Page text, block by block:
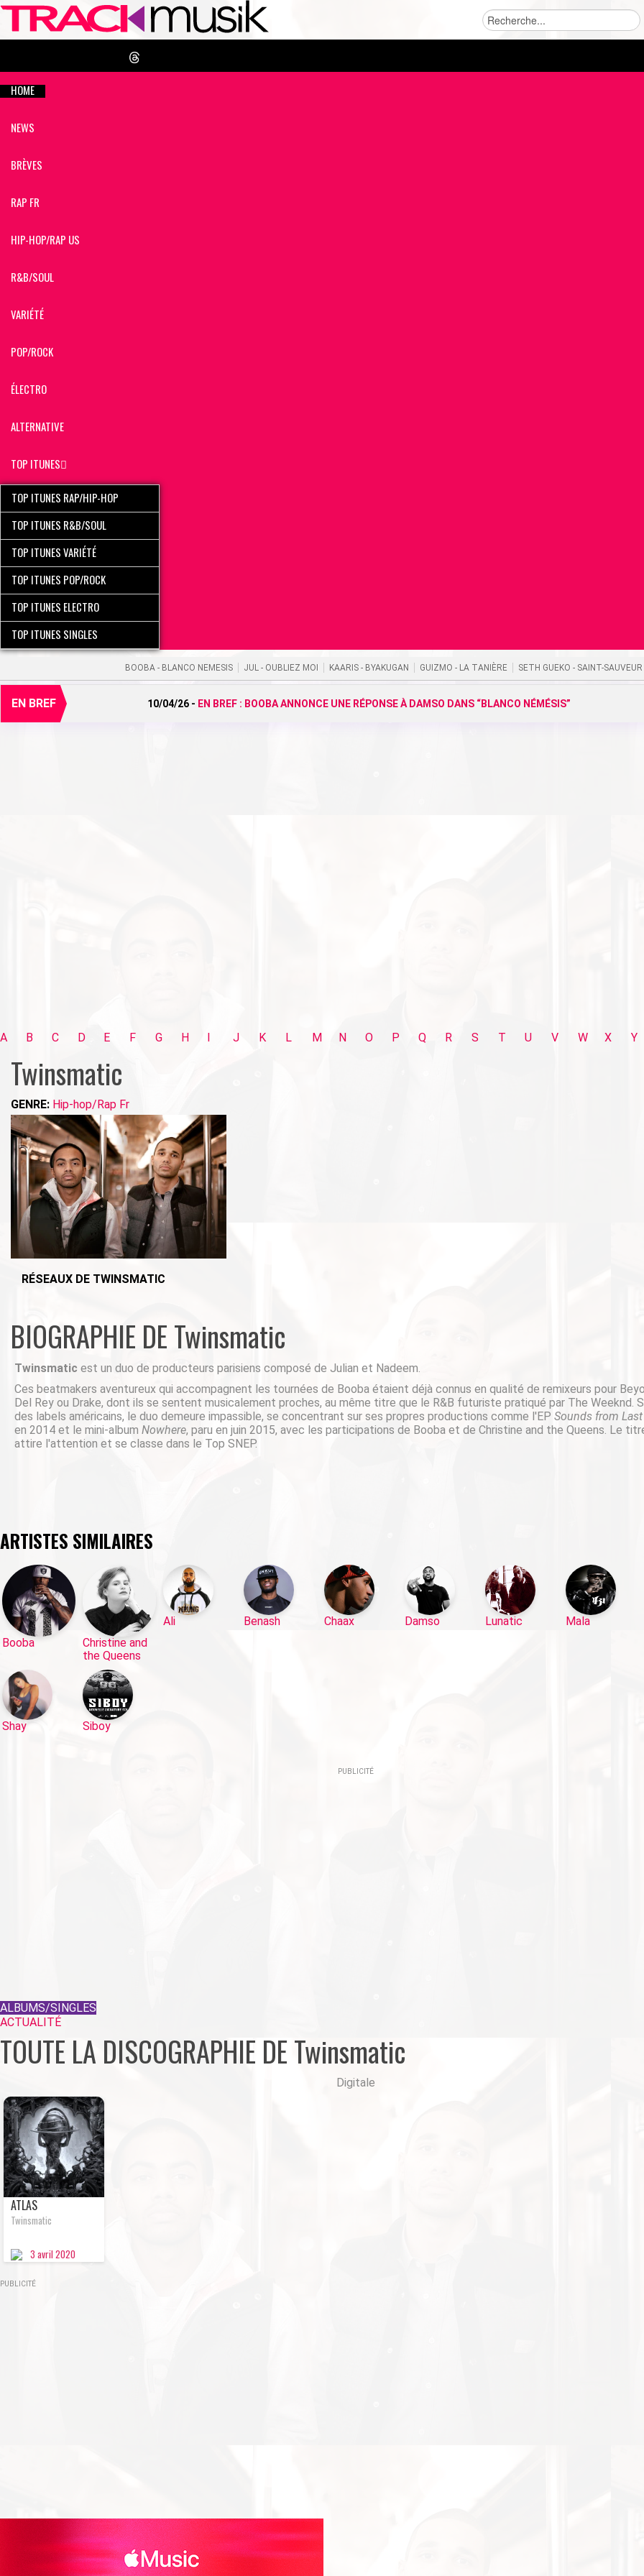
HOME
NEWS
BRÈVES
RAP FR
HIP-HOP/RAP US
R&B/SOUL
VARIÉTÉ
POP/ROCK
ÉLECTRO
ALTERNATIVE
TOP ITUNES
TOP ITUNES RAP/HIP-HOP
TOP ITUNES R&B/SOUL
TOP ITUNES VARIÉTÉ
TOP ITUNES POP/ROCK
TOP ITUNES ELECTRO
TOP ITUNES SINGLES
BOOBA - BLANCO NEMESIS JUL - OUBLIEZ MOI KAARIS - BYAKUGAN GUIZMO - LA TANIÈRE SETH GUEKO - SAINT-SAUVEUR
EN BREF 10/04/26 - EN BREF : BOOBA ANNONCE UNE RÉPONSE À DAMSO DANS “BLANCO NÉMÉSIS”
A B C D E F G H I J K L M N O P Q R S T U V W X Y
Twinsmatic
GENRE: Hip-hop/Rap Fr
RÉSEAUX DE TWINSMATIC
BIOGRAPHIE DE Twinsmatic
Twinsmatic est un duo de producteurs parisiens composé de Julian et Nadeem.
Ces beatmakers aventureux qui accompagnent les tournées de Booba étaient déjà connus en qualité de remixeurs pour
Del Rey ou Drake, dont ils se sentent musicalement proches, au même titre que le R&B futuriste pratiqué par The Weeknd.
des labels américains, le duo demeure impassible, se concentrant sur ses propres productions comme l'EP Sounds from
en 2014 et le mini-album Nowhere, paru en juin 2015, avec les participations de Booba et de Christine and the Queens. Le titre
attire l'attention et se classe dans le Top SNEP.
ARTISTES SIMILAIRES
Booba
Christine and
the Queens
Ali Benash Chaax Damso Lunatic Mala
Shay Siboy
PUBLICITÉ
ALBUMS/SINGLES
ACTUALITÉ
TOUTE LA DISCOGRAPHIE DE Twinsmatic
Digitale
ATLAS
Twinsmatic
3 avril2020
PUBLICITÉ